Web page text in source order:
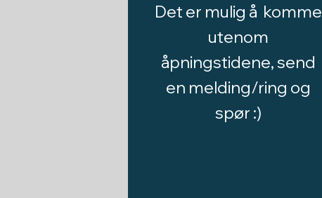
Det er mulig å komme
utenom
åpningstidene, send
en melding/ring og
spør :)